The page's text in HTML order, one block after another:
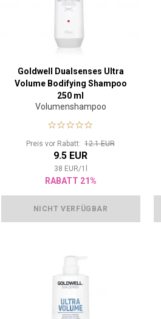
Goldwell Dualsenses Ultra
Volume Bodifying Shampoo
250 ml
Volumenshampoo
Preis vor Rabatt:12.1 EUR
9.5 EUR
38 EUR/1
RABATT 21%
NICHT VERFÜGBAR